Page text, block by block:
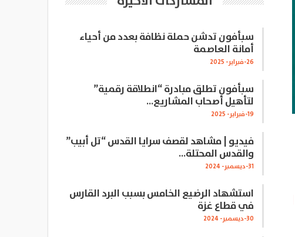
سبأفون تدشن حملة نظافة بعدد من أحياء
أمانة العاصمة
26-فبراير- 2025
سبأفون تطلق مبادرة “انطلاقة رقمية”
لتأهيل أصحاب المشاريع…
19-فبراير- 2025
فيديو | مشاهد لقصف سرايا القدس “تل أبيب”
والقدس المحتلة…
31-ديسمبر- 2024
استشهاد الرضيع الخامس بسبب البرد القارس
في قطاع غزة
30-ديسمبر- 2024